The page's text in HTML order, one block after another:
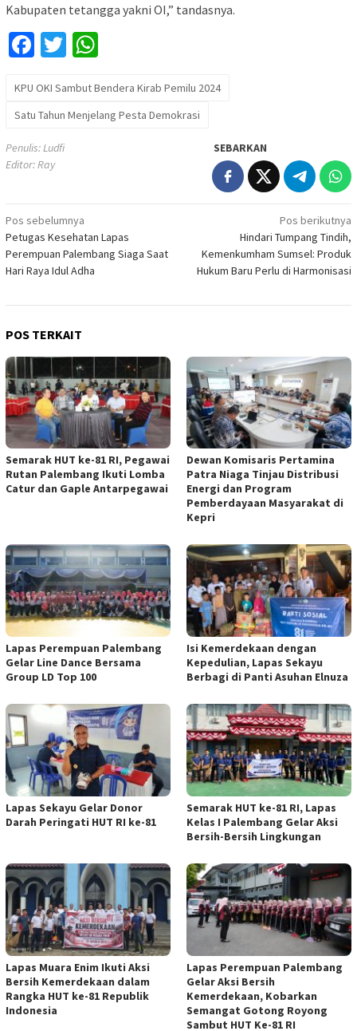
Kabupaten tetangga yakni OI,” tandasnya.
Facebook
Twitter
KPU OKI Sambut Bendera Kirab Pemilu 2024
Satu Tahun Menjelang Pesta Demokrasi
Penulis: Ludfi
Editor: Ray
SEBARKAN
Navigasi
pos
Pos sebelumnya
Petugas Kesehatan Lapas
Perempuan Palembang Siaga Saat
Hari Raya Idul Adha
Pos berikutnya
Hindari Tumpang Tindih,
Kemenkumham Sumsel: Produk
Hukum Baru Perlu di Harmonisasi
POS TERKAIT
Semarak HUT ke-81 RI, Pegawai
Rutan Palembang Ikuti Lomba
Catur dan Gaple Antarpegawai
Dewan Komisaris Pertamina
Patra Niaga Tinjau Distribusi
Energi dan Program
Pemberdayaan Masyarakat di
Kepri
Lapas Perempuan Palembang
Gelar Line Dance Bersama
Group LD Top 100
Isi Kemerdekaan dengan
Kepedulian, Lapas Sekayu
Berbagi di Panti Asuhan Elnuza
Lapas Sekayu Gelar Donor
Darah Peringati HUT RI ke-81
Semarak HUT ke-81 RI, Lapas
Kelas I Palembang Gelar Aksi
Bersih-Bersih Lingkungan
Lapas Muara Enim Ikuti Aksi
Bersih Kemerdekaan dalam
Rangka HUT ke-81 Republik
Indonesia
Lapas Perempuan Palembang
Gelar Aksi Bersih
Kemerdekaan, Kobarkan
Semangat Gotong Royong
Sambut HUT Ke-81 RI